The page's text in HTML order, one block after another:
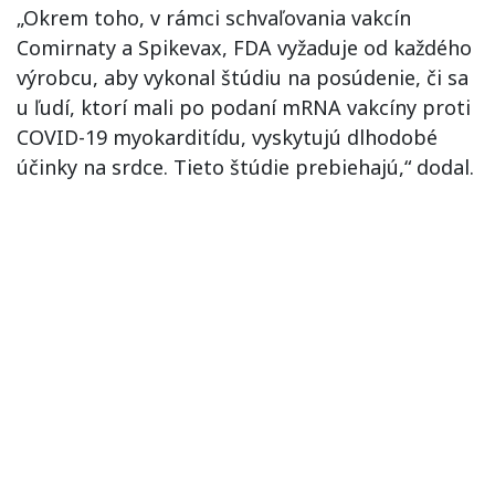
„Okrem toho, v rámci schvaľovania vakcín
Comirnaty a Spikevax, FDA vyžaduje od každého
výrobcu, aby vykonal štúdiu na posúdenie, či sa
u ľudí, ktorí mali po podaní mRNA vakcíny proti
COVID-19 myokarditídu, vyskytujú dlhodobé
účinky na srdce. Tieto štúdie prebiehajú,“ dodal.